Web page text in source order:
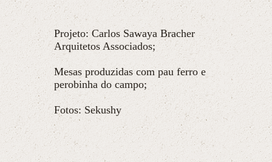
Projeto: Carlos Sawaya Bracher
Arquitetos Associados;
Mesas produzidas com pau ferro e
perobinha do campo;
Fotos: Sekushy